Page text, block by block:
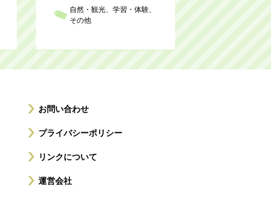
自然・観光
学習・体験
その他
お問い合わせ
プライバシーポリシー
リンクについて
運営会社